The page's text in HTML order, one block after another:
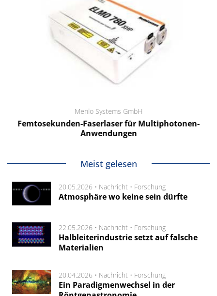
Menlo Systems GmbH
Femtosekunden-Faserlaser für Multiphotonen-
Anwendungen
Meist gelesen
20.05.2026 • Nachricht • Forschung
Atmosphäre wo keine sein dürfte
22.05.2026 • Nachricht • Forschung
Halbleiterindustrie setzt auf falsche
Materialien
20.04.2026 • Nachricht • Forschung
Ein Paradigmenwechsel in der